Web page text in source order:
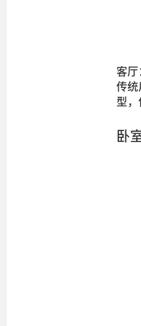
客厅
传统
型，
卧